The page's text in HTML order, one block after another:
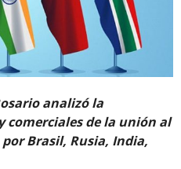
analizó la
comerciales de la unión al
Brasil, Rusia, India,